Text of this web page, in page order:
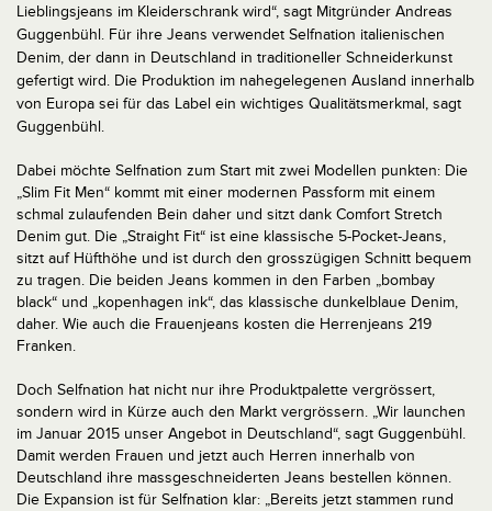
Lieblingsjeans im Kleiderschrank wird“, sagt Mitgründer Andreas
Guggenbühl. Für ihre Jeans verwendet Selfnation italienischen
Denim, der dann in Deutschland in traditioneller Schneiderkunst
gefertigt wird. Die Produktion im nahegelegenen Ausland innerhalb
von Europa sei für das Label ein wichtiges Qualitätsmerkmal, sagt
Guggenbühl.
Dabei möchte Selfnation zum Start mit zwei Modellen punkten: Die
„Slim Fit Men“ kommt mit einer modernen Passform mit einem
schmal zulaufenden Bein daher und sitzt dank Comfort Stretch
Denim gut. Die „Straight Fit“ ist eine klassische 5-Pocket-Jeans,
sitzt auf Hüfthöhe und ist durch den grosszügigen Schnitt bequem
zu tragen. Die beiden Jeans kommen in den Farben „bombay
black“ und „kopenhagen ink“, das klassische dunkelblaue Denim,
daher. Wie auch die Frauenjeans kosten die Herrenjeans 219
Franken.
Doch Selfnation hat nicht nur ihre Produktpalette vergrössert,
sondern wird in Kürze auch den Markt vergrössern. „Wir launchen
im Januar 2015 unser Angebot in Deutschland“, sagt Guggenbühl.
Damit werden Frauen und jetzt auch Herren innerhalb von
Deutschland ihre massgeschneiderten Jeans bestellen können.
Die Expansion ist für Selfnation klar: „Bereits jetzt stammen rund